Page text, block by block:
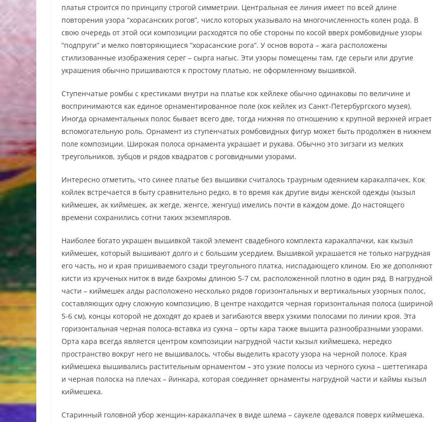
платья строится по принципу строгой симметрии. Центральная ее линия имеет по всей длине
повторения узора “хорасанских рогов”, число которых указывало на многочисленность колен рода. В
свою очередь от этой оси композиции расходятся по обе стороны по косой вверх ромбовидные узоры
“подпруги” и мелко повторяющиеся “хорасанские рога”. У основ ворота – жага расположены
стилизованные изображения серег – сырга нагыс. Эти узоры помещены там, где серьги или другие
украшения обычно пришиваются к простому платью, не оформленному вышивкой.
Ступенчатые ромбы с крестиками внутри на платье кок кейлеке обычно одинаковы по величине и
воспринимаются как единое орнаментированное поле (кок кейлек из Санкт-Петербургского музея).
Иногда орнаментальных полос бывает всего две, тогда нижняя по отношению к крупной верхней играет
вспомогательную роль. Орнамент из ступенчатых ромбовидных фигур может быть продолжен в нижнем
поле композиции. Широкая полоса орнамента украшает и рукава. Обычно это зигзаги из мелких
треугольников, зубцов и рядов квадратов с роговидными узорами.
Интересно отметить, что синее платье без вышивки считалось траурным одеянием каракалпачек. Кок
койлек встречается в быту сравнительно редко, в то время как другие виды женской одежды (кызыл
киймешек, ак киймешек, ак жегде, женгсе, женгуш) имелись почти в каждом доме. До настоящего
времени сохранились сотни таких экземпляров.
Наиболее богато украшен вышивкой такой элемент свадебного комплекта каракалпачки, как кызыл
киймешек, который вышивают долго и с большим усердием. Вышивкой украшается не только нагрудная
его часть, но и края пришиваемого сзади треугольного платка, ниспадающего клином. Ею же дополняют
кисти из крученых ниток в виде бахромы длиною 5-7 см, расположенной плотно в один ряд. В нагрудной
части – киймешек алды расположено несколько рядов горизонтальных и вертикальных узорных полос,
составляющих одну сложную композицию. В центре находится черная горизонтальная полоса (шириной
5-6 см), концы которой не доходят до краев и загибаются вверх узкими полосами по линии кроя. Эта
горизонтальная черная полоса-вставка из сукна – орты кара также вышита разнообразными узорами.
Орта кара всегда является центром композиции нагрудной части кызыл киймешека, нередко
пространство вокруг него не вышивалось, чтобы выделить красоту узора на черной полосе. Края
киймешека вышивались растительным орнаментом – это узкие полосы из черного сукна – шеттегикара
и черная полоска на плечах – йинкара, которая соединяет орнаменты нагрудной части и каймы кызыл
киймешека.
Старинный головной убор женщин-каракалпачек в виде шлема – саукеле одевался поверх киймешека.